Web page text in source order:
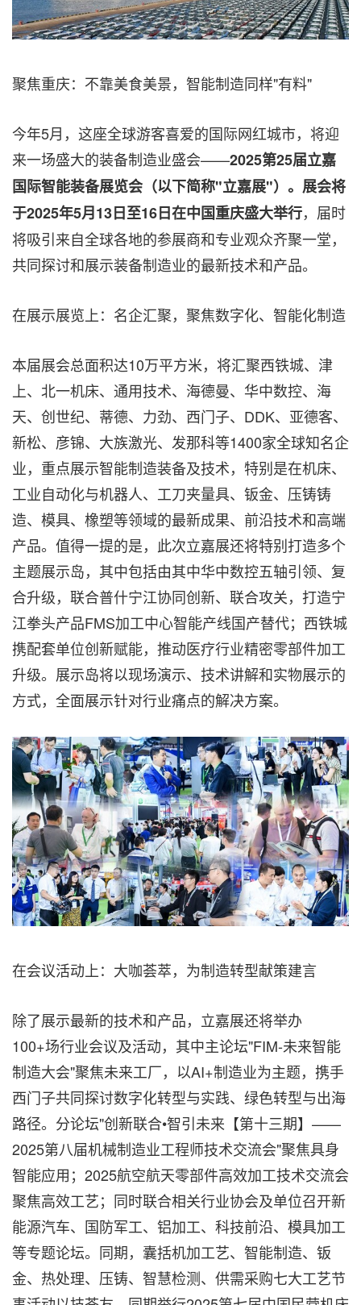
聚焦重庆：不靠美食美景，智能制造同样"有料"
今年5月，这座全球游客喜爱的国际网红城市，将迎
来一场盛大的装备制造业盛会——2025第25届立嘉
国际智能装备展览会（以下简称"立嘉展"）。展会将
于2025年5月13日至16日在中国重庆盛大举行，届时
将吸引来自全球各地的参展商和专业观众齐聚一堂，
共同探讨和展示装备制造业的最新技术和产品。
在展示展览上：名企汇聚，聚焦数字化、智能化制造
本届展会总面积达10万平方米，将汇聚西铁城、津
上、北一机床、通用技术、海德曼、华中数控、海
天、创世纪、蒂德、力劲、西门子、DDK、亚德客、
新松、彦锦、大族激光、发那科等1400家全球知名企
业，重点展示智能制造装备及技术，特别是在机床、
工业自动化与机器人、工刀夹量具、钣金、压铸铸
造、模具、橡塑等领域的最新成果、前沿技术和高端
产品。值得一提的是，此次立嘉展还将特别打造多个
主题展示岛，其中包括由其中华中数控五轴引领、复
合升级，联合普什宁江协同创新、联合攻关，打造宁
江拳头产品FMS加工中心智能产线国产替代；西铁城
携配套单位创新赋能，推动医疗行业精密零部件加工
升级。展示岛将以现场演示、技术讲解和实物展示的
方式，全面展示针对行业痛点的解决方案。
在会议活动上：大咖荟萃，为制造转型献策建言
除了展示最新的技术和产品，立嘉展还将举办
100+场行业会议及活动，其中主论坛"FIM-未来智能
制造大会"聚焦未来工厂，以AI+制造业为主题，携手
西门子共同探讨数字化转型与实践、绿色转型与出海
路径。分论坛"创新联合•智引未来【第十三期】——
2025第八届机械制造业工程师技术交流会"聚焦具身
智能应用；2025航空航天零部件高效加工技术交流会
聚焦高效工艺；同时联合相关行业协会及单位召开新
能源汽车、国防军工、铝加工、科技前沿、模具加工
等专题论坛。同期，囊括机加工艺、智能制造、钣
金、热处理、压铸、智慧检测、供需采购七大工艺节